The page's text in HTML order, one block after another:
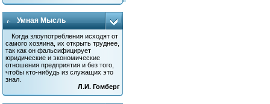
Умная Мысль
Когда злоупотребления исходят от
самого хозяина, их открыть труднее,
так как он фальсифицирует
юридические и экономические
отношения предприятия и без того,
чтобы кто-нибудь из служащих это
знал.
Л.И. Гомберг